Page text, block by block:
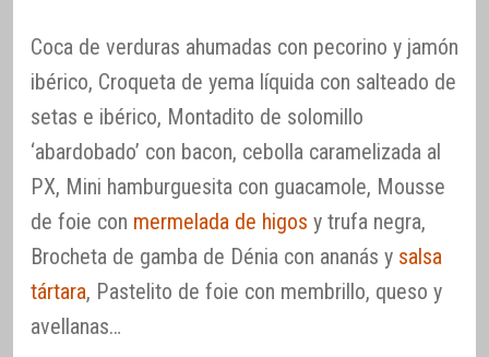
Coca de verduras ahumadas con pecorino y jamón
ibérico, Croqueta de yema líquida con salteado de
setas e ibérico, Montadito de solomillo
‘abardobado’ con bacon, cebolla caramelizada al
PX, Mini hamburguesita con guacamole, Mousse
de foie con mermelada de higos y trufa negra,
Brocheta de gamba de Dénia con ananás y salsa
tártara, Pastelito de foie con membrillo, queso y
avellanas…